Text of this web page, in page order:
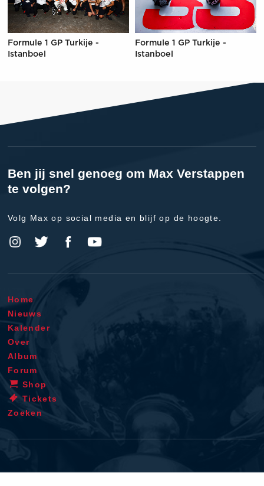
Formule 1 GP Turkije -
Istanboel
Formule 1 GP Turkije -
Istanboel
Ben jij snel genoeg om Max Verstappen
te volgen?
Volg Max op social media en blijf op de hoogte.
Home
Nieuws
Kalender
Over
Album
Forum
Shop
Tickets
Zoeken